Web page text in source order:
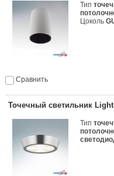
Тип
Цоколь
Сравнить
Точечный светильник
Тип